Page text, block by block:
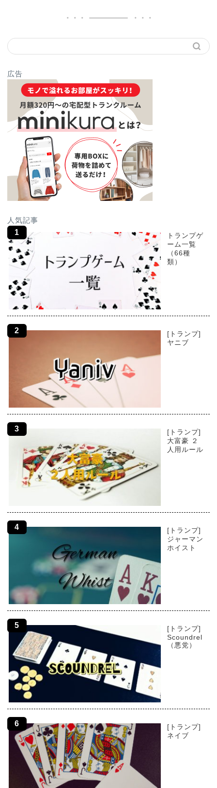
広告
人気記事
トランプゲ
ーム一覧
（66種
類）
[トランプ]
ヤニブ
[トランプ]
大富豪 ２
人用ルール
[トランプ]
ジャーマン
ホイスト
[トランプ]
Scoundrel
（悪党）
[トランプ]
ネイブ